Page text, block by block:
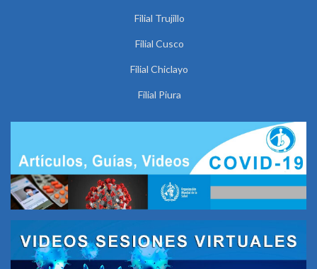
Filial Trujillo
Filial Cusco
Filial Chiclayo
Filial Piura